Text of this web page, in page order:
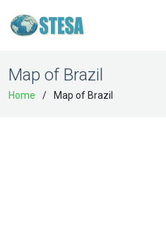
Map of Brazil
Home Map of Brazil